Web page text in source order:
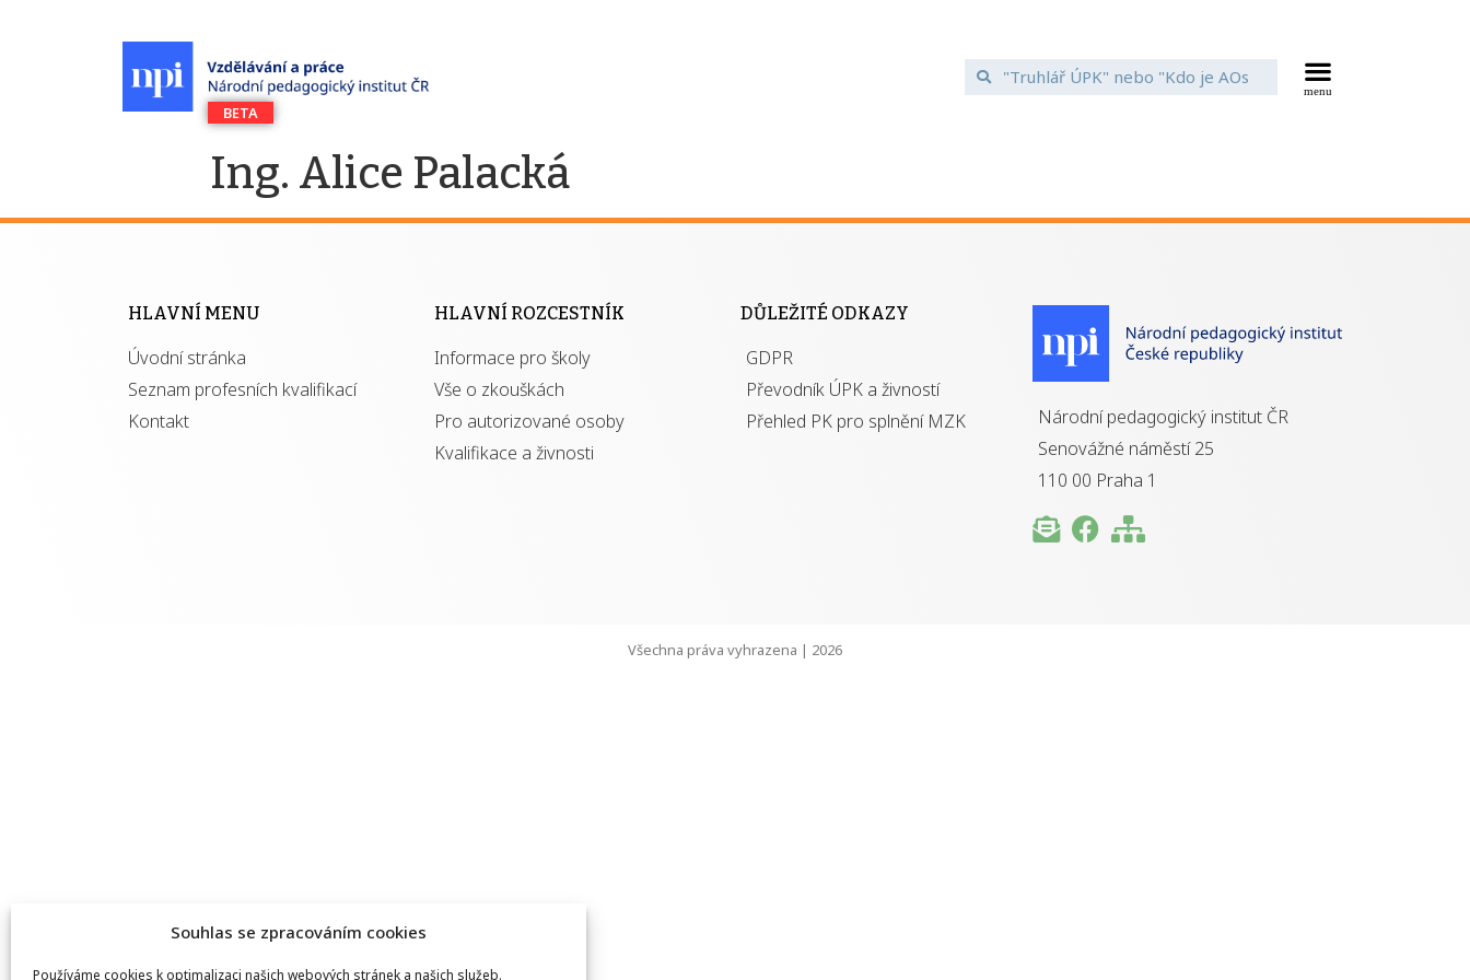
Souhlas se zpracováním cookies
Používáme cookies k optimalizaci našich webových stránek a našich služeb.
Ing. Alice Palacká
HLAVNÍ MENU
Úvodní stránka
Seznam profesních kvalifikací
Kontakt
HLAVNÍ ROZCESTNÍK
Informace pro školy
Vše o zkouškách
Pro autorizované osoby
Kvalifikace a živnosti
DŮLEŽITÉ ODKAZY
GDPR
Převodník ÚPK a živností
Přehled PK pro splnění MZK
Národní pedagogický institut ČR
Senovážné náměstí 25
110 00 Praha 1
Všechna práva vyhrazena | 2026